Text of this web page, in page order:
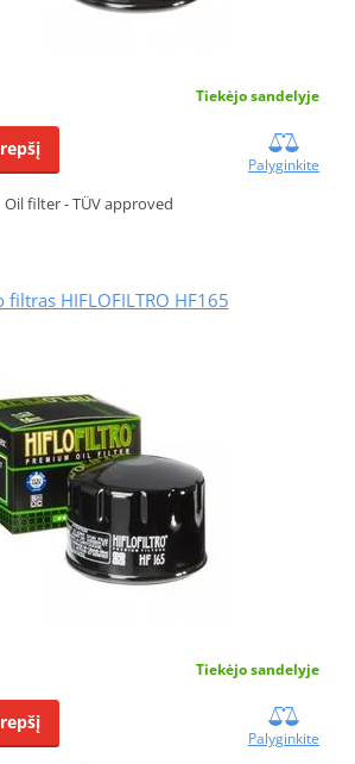
Tiekėjo sandelyje
Palyginkite
Oil filter - TÜV approved
filtras HIFLOFILTRO HF165
Tiekėjo sandelyje
Palyginkite